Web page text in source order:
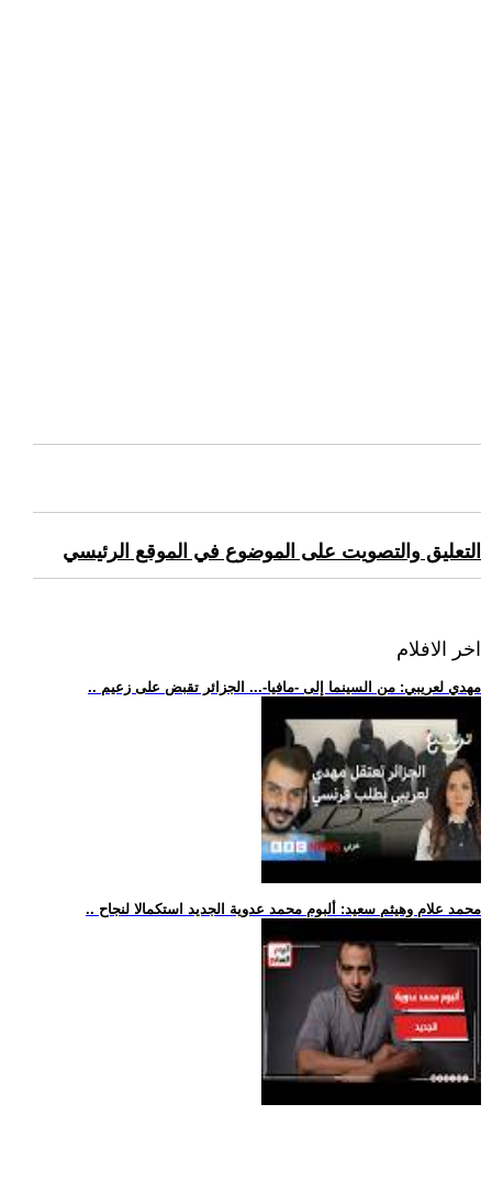
التعليق والتصويت على الموضوع في الموقع الرئيسي
اخر الافلام
.. مهدي لعريبي: من السينما إلى -مافيا-... الجزائر تقبض على زعيم
.. محمد علام وهيثم سعيد: ألبوم محمد عدوية الجديد استكمالا لنجاح